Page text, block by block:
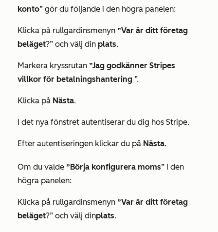
konto” gör du följande i den högra panelen:
Klicka på rullgardinsmenyn ”Var är ditt företag
beläget?” och välj din plats.
Markera kryssrutan ”Jag godkänner Stripes
villkor för betalningshantering ”.
Klicka på Nästa.
I det nya fönstret autentiserar du dig hos Stripe.
Efter autentiseringen klickar du på Nästa.
Om du valde ”Börja konfigurera moms” i den
högra panelen:
Klicka på rullgardinsmenyn ”Var är ditt företag
beläget?” och välj dinplats.